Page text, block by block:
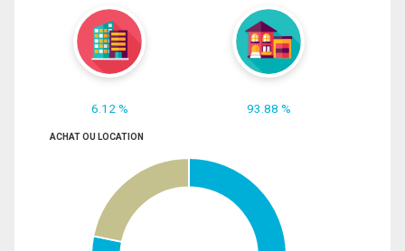
6.12 % 93.88 %
ACHAT OU LOCATION